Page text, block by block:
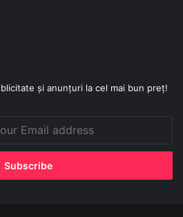
și anunțuri la cel mai bun preț!